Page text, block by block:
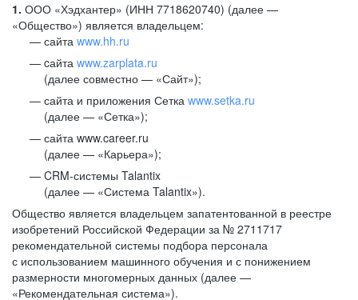
1. ООО «Хэдхантер» (ИНН 7718620740) (далее —
«Общество») является владельцем:
сайта www.hh.ru
cайта www.zarplata.ru
(далее совместно — «Сайт»);
сайта и приложения Сетка www.setka.ru
(далее — «Сетка»);
сайта www.career.ru
(далее — «Карьера»);
CRM-системы Talantix
(далее — «Система Talantix»).
Общество является владельцем запатентованной в реестре
изобретений Российской Федерации за № 2711717
рекомендательной системы подбора персонала
с использованием машинного обучения и с понижением
размерности многомерных данных (далее —
«Рекомендательная система»).